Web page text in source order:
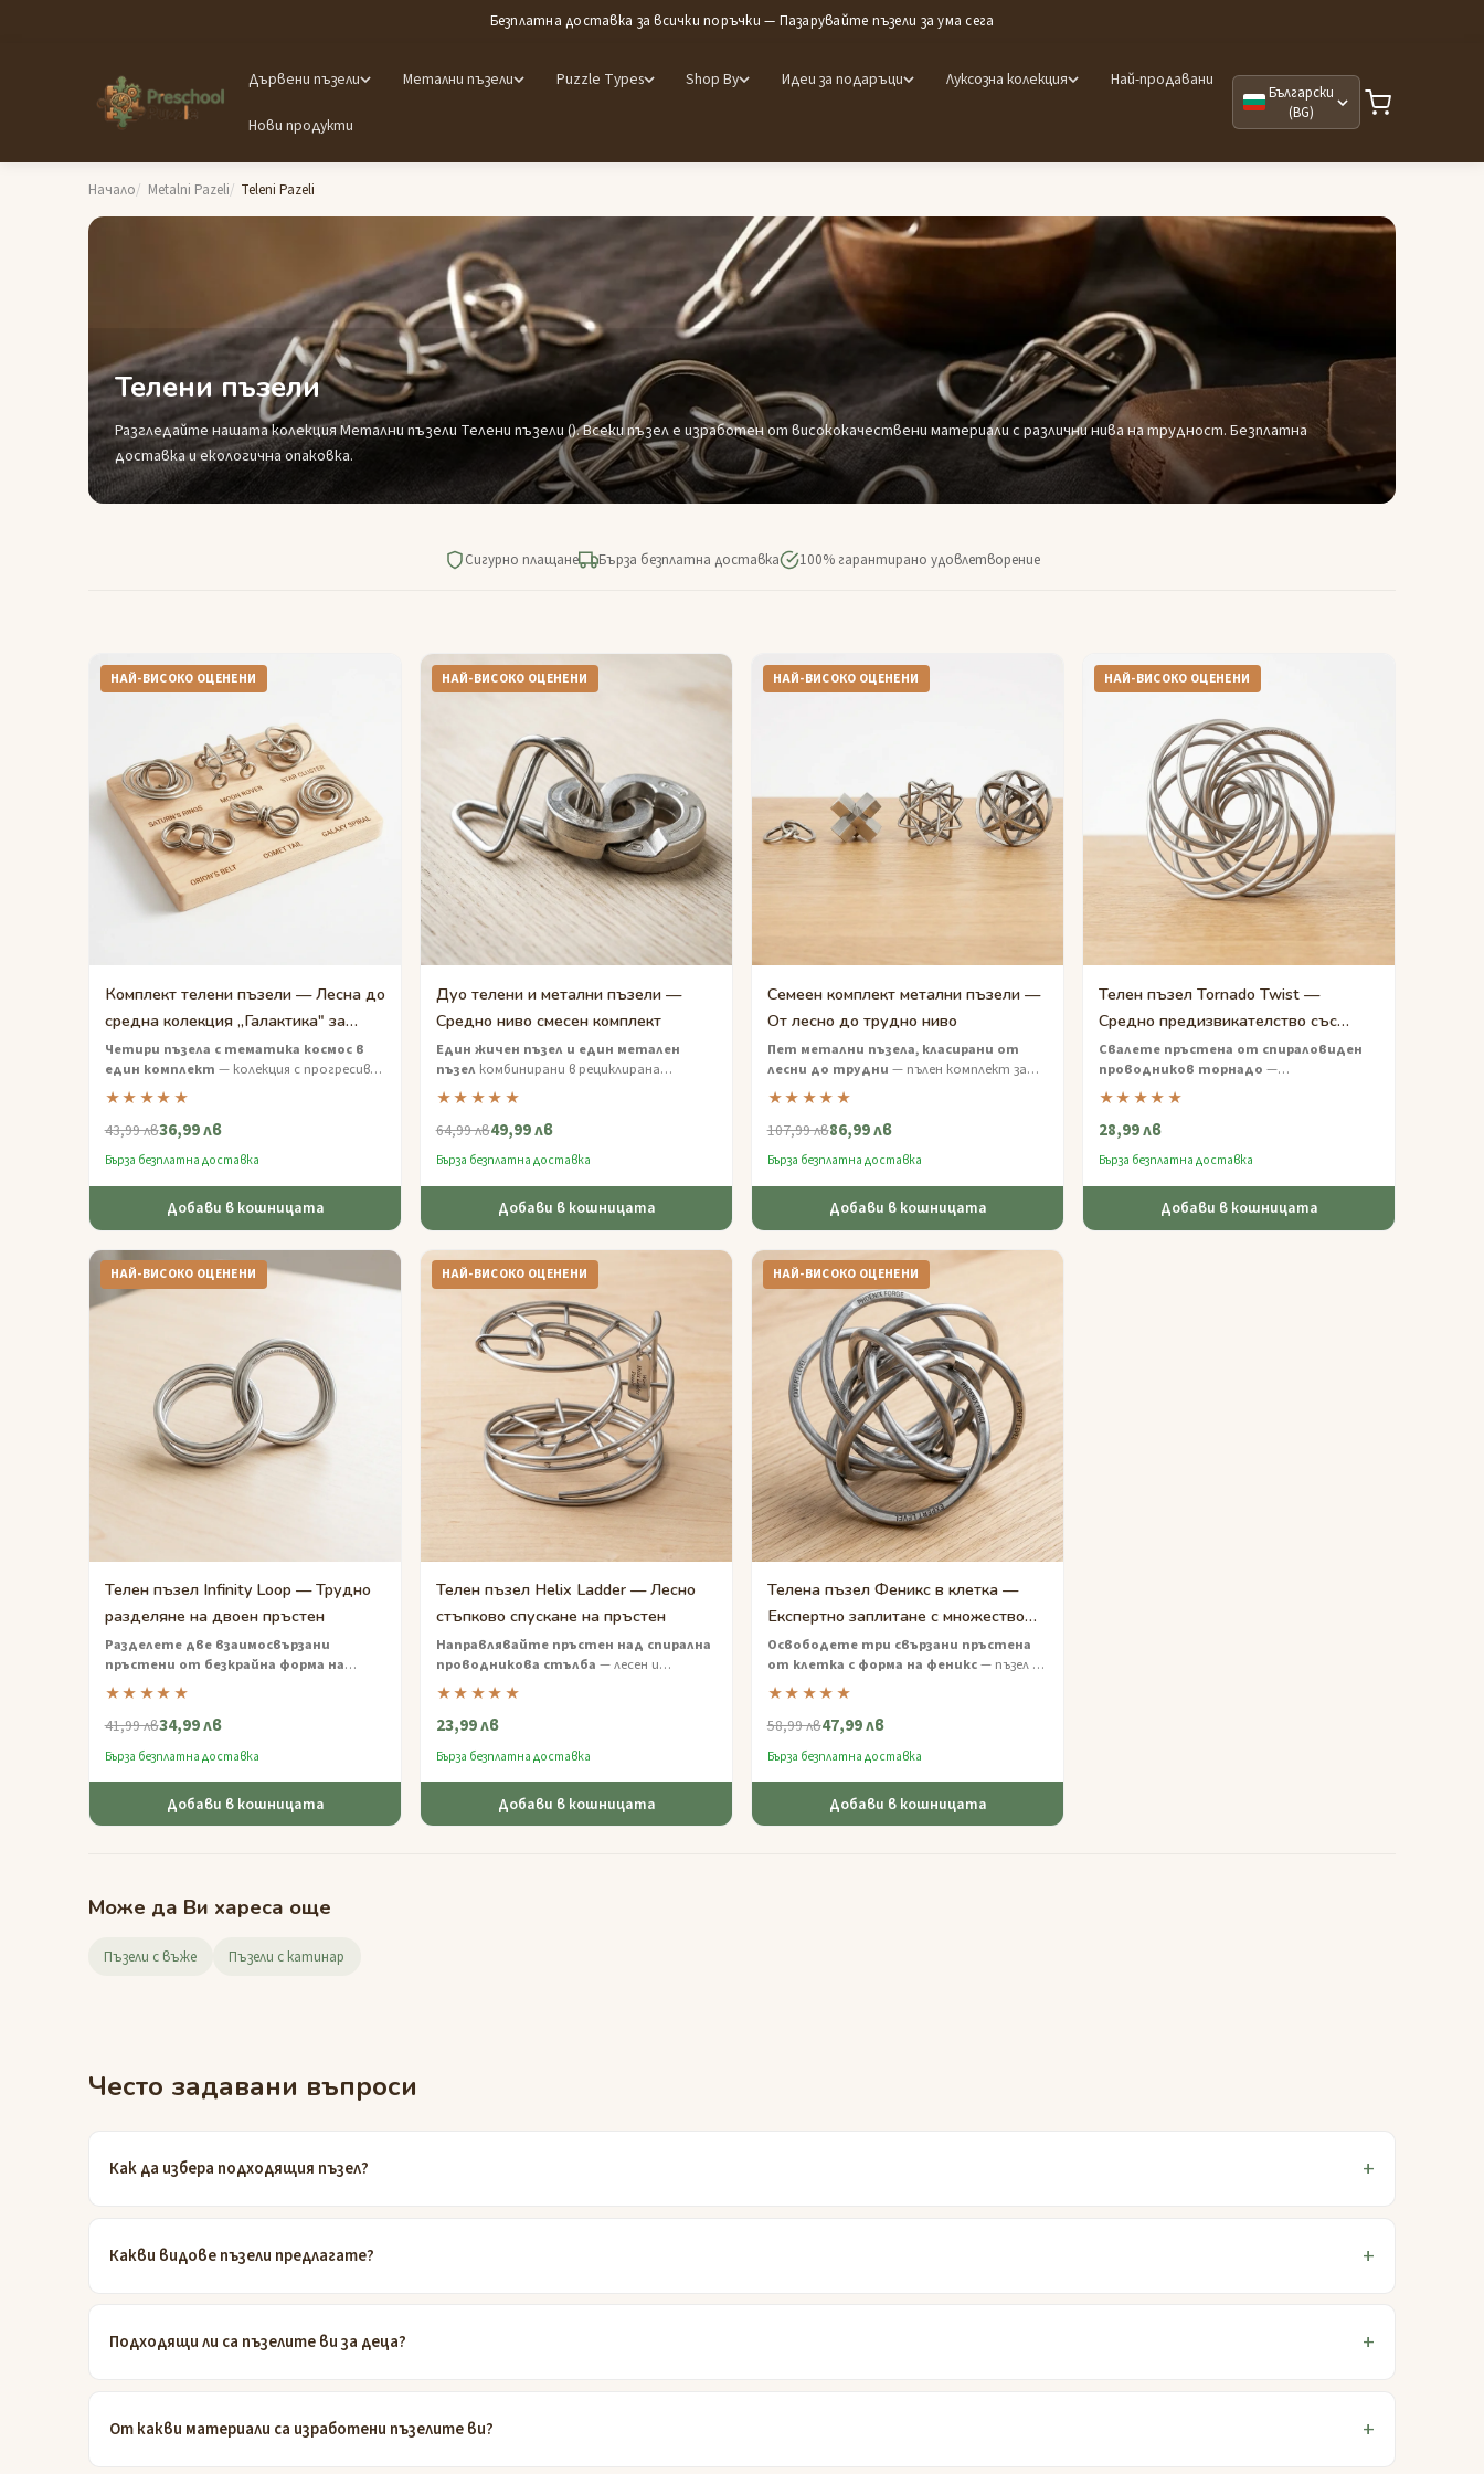
Безплатна доставка за всички поръчки — Пазарувайте пъзели за ума сега
Дървени пъзели Метални пъзели Puzzle Types Shop By Идеи за подаръци Луксозна колекция Най-продавани
Нови продукти
Български
(BG)
Начало Metalni Pazeli Teleni Pazeli
Телени пъзели
Разгледайте нашата колекция Метални пъзели Телени пъзели (). Всеки пъзел е изработен от висококачествени материали с различни нива на трудност. Безплатна
доставка и екологична опаковка.
Сигурно плащане Бърза безплатна доставка 100% гарантирано удовлетворение
НАЙ-ВИСОКО ОЦЕНЕНИ
Комплект телени пъзели — Лесна до
средна колекция „Галактика" за
деца
Четири пъзела с тематика космос в
един комплект — колекция с прогресивна
трудност, проектирана за млади
изследователи на пъзели на възраст от 9
до 12 години.
★★★★★
43,99 лв36,99 лв
Бърза безплатна доставка
Добави в кошницата
НАЙ-ВИСОКО ОЦЕНЕНИ
Дуо телени и метални пъзели —
Средно ниво смесен комплект
Един жичен пъзел и един метален
пъзелкомбинирани в рециклирана
картонена подаръчна кутия — два стила,
двойно забавление.
★★★★★
64,99 лв49,99 лв
Бърза безплатна доставка
Добави в кошницата
НАЙ-ВИСОКО ОЦЕНЕНИ
Семеен комплект метални пъзели —
От лесно до трудно ниво
Пет метални пъзела, класирани от
лесни до трудни — пълен комплект за
семейна вечер на предизвикателства в
една устойчива подаръчна кутия.
★★★★★
107,99 лв86,99 лв
Бърза безплатна доставка
Добави в кошницата
НАЙ-ВИСОКО ОЦЕНЕНИ
Телен пъзел Tornado Twist —
Средно предизвикателство със
спирално освобождаване
Свалете пръстена от спираловиден
проводников торнадо —
удовлетворяващ пъзел от проводник с
умерена трудност, който тества
вашето търпение и пространствено
★★★★★
28,99 лв
Бърза безплатна доставка
Добави в кошницата
НАЙ-ВИСОКО ОЦЕНЕНИ
Телен пъзел Infinity Loop — Трудно
разделяне на двоен пръстен
Разделете две взаимосвързани
пръстени от безкрайна форма на
проводник
проводник, който ще ви накара да се
въртите и завъртате с часове.
★★★★★
41,99 лв34,99 лв
Бърза безплатна доставка
Добави в кошницата
НАЙ-ВИСОКО ОЦЕНЕНИ
Телен пъзел Helix Ladder — Лесно
стъпково спускане на пръстен
Направлявайте пръстен над спирална
проводникова стълба — лесен и
завладяващ пъзел от проводник, който е
идеален за начинаещи и любители на
фиджет играчки.
★★★★★
23,99 лв
Бърза безплатна доставка
Добави в кошницата
НАЙ-ВИСОКО ОЦЕНЕНИ
Телена пъзел Феникс в клетка —
Експертно заплитане с множество
пръстени
Освободете три свързани пръстена
от клетка с форма на феникс— пъзел с
жица на експертно ниво с многослойни
заплитания, който изисква майсторско
пространствено мислене.
★★★★★
58,99 лв47,99 лв
Бърза безплатна доставка
Добави в кошницата
Може да Ви хареса още
Пъзели с въже Пъзели с катинар
Често задавани въпроси
Как да избера подходящия пъзел?
Какви видове пъзели предлагате?
Подходящи ли са пъзелите ви за деца?
От какви материали са изработени пъзелите ви?